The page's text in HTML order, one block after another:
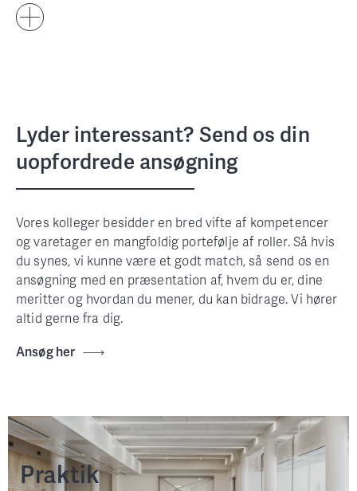
Lyder interessant? Send os din
uopfordrede ansøgning
Vores kolleger besidder en bred vifte af kompetencer
og varetager en mangfoldig portefølje af roller. Så hvis
du synes, vi kunne være et godt match, så send os en
ansøgning med en præsentation af, hvem du er, dine
meritter og hvordan du mener, du kan bidrage. Vi hører
altid gerne fra dig.
Ansøg her
Praktik